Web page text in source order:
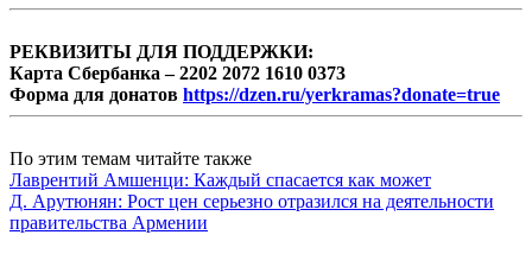
РЕКВИЗИТЫ ДЛЯ ПОДДЕРЖКИ:
Карта Сбербанка – 2202 2072 1610 0373
Форма для донатов https://dzen.ru/yerkramas?donate=true
По этим темам читайте также
Лаврентий Амшенци: Каждый спасается как может
Д. Арутюнян: Рост цен серьезно отразился на деятельности
правительства Армении